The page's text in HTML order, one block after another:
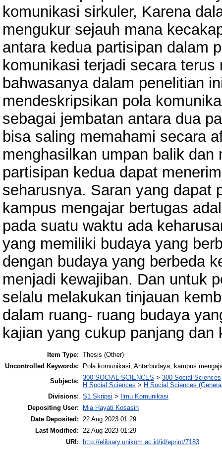
komunikasi sirkuler, Karena
mengukur sejauh mana
antara kedua partisipan dalam
komunikasi terjadi secara
bahwasanya dalam penelitian
mendeskripsikan pola
sebagai jembatan antara dua
bisa saling memahami secara
menghasilkan umpan balik
partisipan kedua dapat
seharusnya. Saran yang dapat
kampus mengajar bertugas
pada suatu waktu ada
yang memiliki budaya yang
dengan budaya yang berbeda
menjadi kewajiban. Dan untuk
selalu melakukan tinjauan
dalam ruang- ruang budaya
kajian yang cukup panjang dan
Item Type: Thesis (Other)
Uncontrolled Keywords:
Pola komunikasi, Antarbudaya, kampus
Subjects: 300 SOCIAL SCIENCES > 300 Social Sciences
H Social Sciences > H Social Sciences
Divisions: S1 Skripsi >
Ilmu Komunikasi
Depositing User:
Mia Hayati Kosasih
Date Deposited: 22 Aug 2023 01:29
Last Modified: 22 Aug 2023 01:29
URI:
http://elibrary.unikom.ac.id/id/eprint/7183